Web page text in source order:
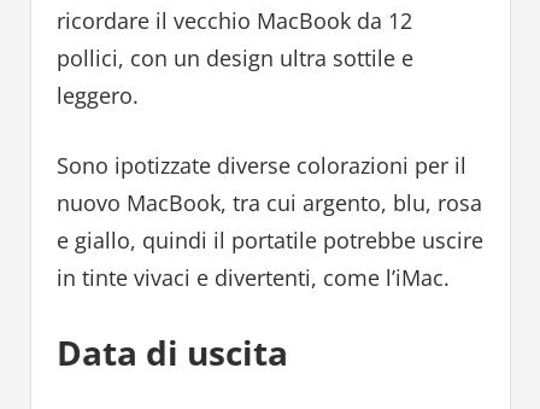
ricordare il vecchio MacBook da 12
pollici, con un design ultra sottile e
leggero.
Sono ipotizzate diverse colorazioni per il
nuovo MacBook, tra cui argento, blu, rosa
e giallo, quindi il portatile potrebbe uscire
in tinte vivaci e divertenti, come l’iMac.
Data di uscita